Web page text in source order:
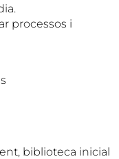
processos i
biblioteca inicial